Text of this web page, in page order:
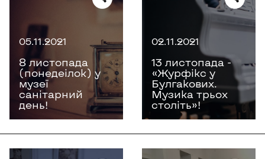
05.11.2021
8 листопада
(понедеілок) у
музеї
санітарний
день!
02.11.2021
13 листопада -
«Журфікс у
Булгакових.
Музика трьох
століть»!